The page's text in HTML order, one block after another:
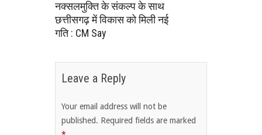
नक्सलमुक्ति के संकल्प के साथ
छत्तीसगढ़ में विकास को मिली नई
गति : CM Say
Leave a Reply
Your email address will not be
published. Required fields are marked